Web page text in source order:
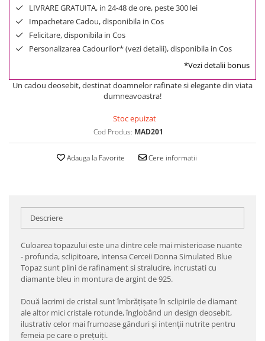
LIVRARE GRATUITA, in 24-48 de ore, peste 300 lei
Impachetare Cadou, disponibila in Cos
Felicitare, disponibila in Cos
Personalizarea Cadourilor* (vezi detalii), disponibila in Cos
*Vezi detalii bonus
Un cadou deosebit, destinat doamnelor rafinate si elegante din viata
dumneavoastra!
Stoc epuizat
Cod Produs: MAD201
Adauga la Favorite Cere informatii
Descriere
Culoarea topazului este una dintre cele mai misterioase nuante
- profunda, sclipitoare, intensa Cerceii Donna Simulated Blue
Topaz sunt plini de rafinament si stralucire, incrustati cu
diamante bleu in montura de argint de 925.
Două lacrimi de cristal sunt îmbrăţişate în sclipirile de diamant
ale altor mici cristale rotunde, înglobând un design deosebit,
ilustrativ celor mai frumoase gânduri şi intenţii nutrite pentru
femeia pe care o preţuiţi.